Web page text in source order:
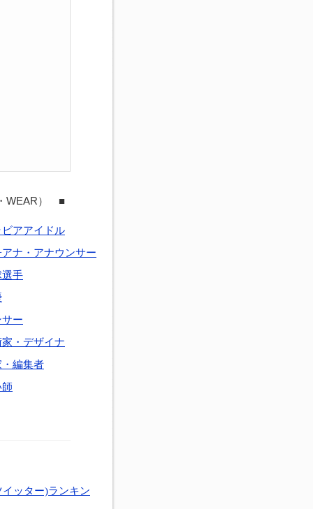
WEAR） ■
ビアアイドル
ナ・アナウンサー
選手
サー
・デザイナ
・編集者
師
ッター)ランキン